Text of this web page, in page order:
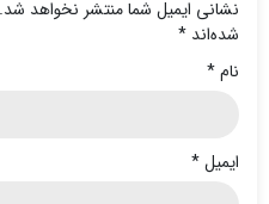
نشانی ایمیل شما منتشر نخواهد شد.
شده‌اند *
نام*
ایمیل*